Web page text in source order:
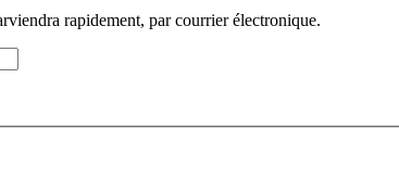
rapidement, par courrier électronique.